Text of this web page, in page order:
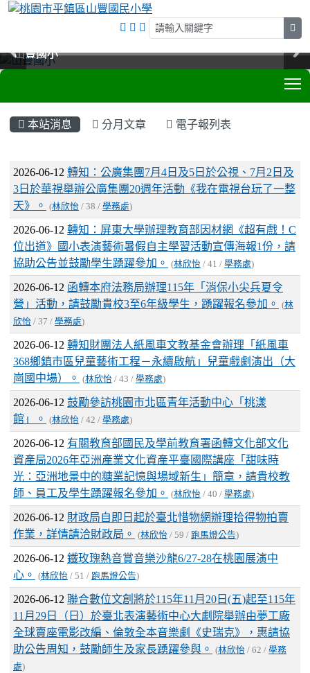
山豐國小
山豐國小
山豐國小
山豐國小
本站消息 分月文章 電子報列表
文章列表
2026-06-12 轉知：公廣集團7月4日及5日於公視、7月2日及
3日於華視舉辦公廣集團20週年活動《我在電視台玩了一整
天》。
(林欣怡 / 38 / 學務處)
2026-06-12 轉知：屏東大學辦理教育部因材網《超有戲！C
位出道》國小表演藝術暑假自主學習活動宣傳海報1份，請
協助公告並鼓勵學生踴躍參加。
(林欣怡 / 41 / 學務處)
2026-06-12 函轉本府法務局辦理115年「消保小尖兵夏令
營」活動，請鼓勵貴校3至6年級學生，踴躍報名參加。
(林
欣怡 / 37 / 學務處)
2026-06-12 轉知財團法人紙風車文教基金會辦理「紙風車
368鄉鎮市區兒童藝術工程－永續啟航」兒童戲劇演出（大
崗國中場）。
(林欣怡 / 43 / 學務處)
2026-06-12 鼓勵參訪桃園市北區青年活動中心「桃漾
館」。
(林欣怡 / 42 / 學務處)
2026-06-12 有關教育部國民及學前教育署函轉文化部文化
資產局2026年亞洲產業文化資產平臺國際講座「甜味時
光：亞洲地景中的糖業記憶與場域新生」簡章，請貴校教
師、員工及學生踴躍報名參加。
(林欣怡 / 40 / 學務處)
2026-06-12 財政局自即日起於臺北惜物網辦理拾得物拍賣
作業，詳情請洽財政局。
(林欣怡 / 59 / 跑馬燈公告)
2026-06-12 鐵玫瑰熱音賞音樂沙龍6/27-28在桃園展演中
心。
(林欣怡 / 51 / 跑馬燈公告)
2026-06-12 聯合數位文創將於115年11月20日(五)起至115年
11月29日（日）於臺北表演藝術中心大劇院舉辦由夢工廠
全球賣座電影改編、倫敦全本音樂劇《史瑞克》，惠請協
助公告周知，鼓勵師生及家長踴躍參與。
(林欣怡 / 62 / 學務
處)